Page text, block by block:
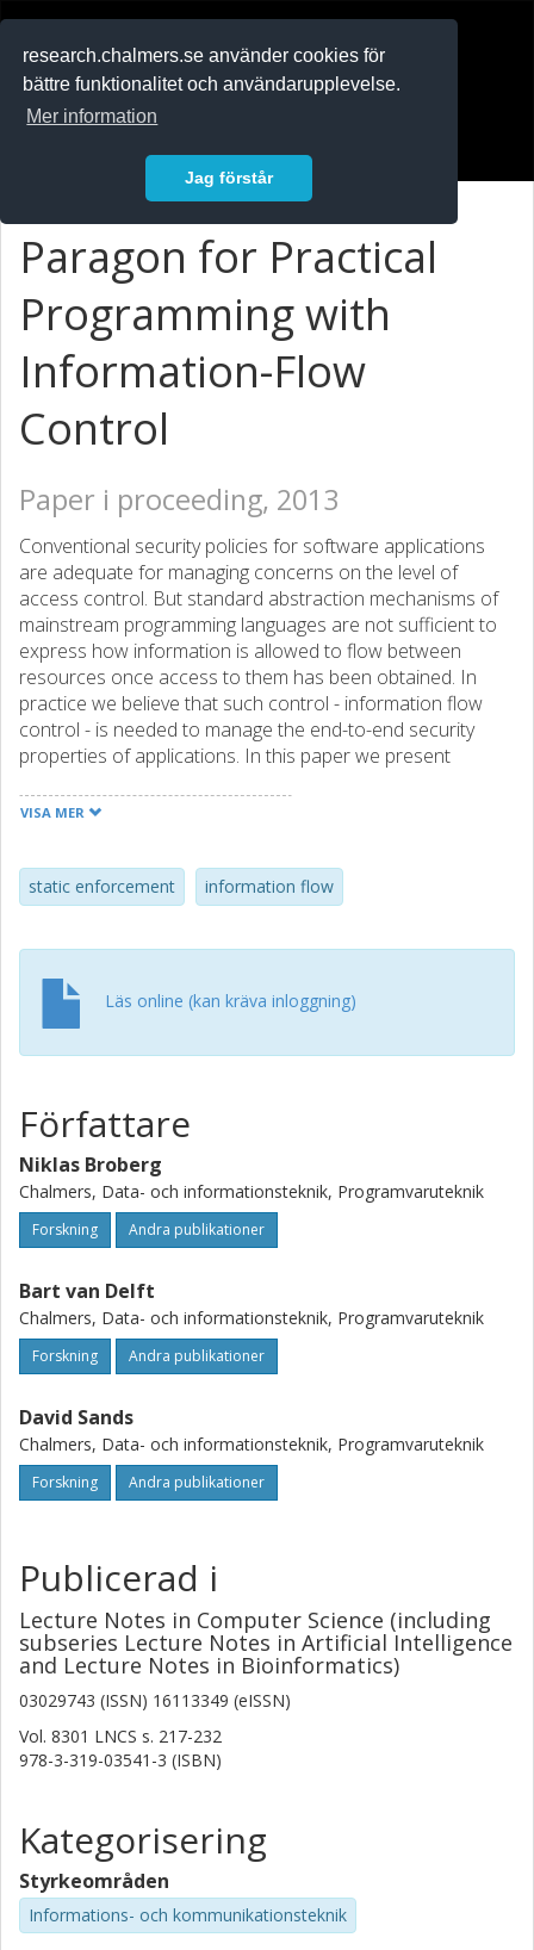
research.chalmers.se använder cookies för
bättre funktionalitet och användarupplevelse.
Mer information
Jag förstår
Paragon for Practical
Programming with
Information-Flow
Control
Paper i proceeding, 2013
Conventional security policies for software applications
are adequate for managing concerns on the level of
access control. But standard abstraction mechanisms of
mainstream programming languages are not sufficient to
express how information is allowed to flow between
resources once access to them has been obtained. In
practice we believe that such control - information flow
control - is needed to manage the end-to-end security
properties of applications. In this paper we present
for static checking of information flow control policies.
policies appear to be more expressive and flexible than
those used in previous languages with information-flow
policy language with Java’s object-oriented setting, and
reaps the benefits of the marriage with a fully fledged
VISA MER
static enforcement information flow
Läs online (kan kräva inloggning)
Författare
Niklas Broberg
Chalmers, Data- och informationsteknik, Programvaruteknik
Forskning Andra publikationer
Bart van Delft
Chalmers, Data- och informationsteknik, Programvaruteknik
Forskning Andra publikationer
David Sands
Chalmers, Data- och informationsteknik, Programvaruteknik
Forskning Andra publikationer
Publicerad i
Lecture Notes in Computer Science (including
subseries Lecture Notes in Artificial Intelligence
and Lecture Notes in Bioinformatics)
03029743 (ISSN) 16113349 (eISSN)
Vol. 8301 LNCS s. 217-232
978-3-319-03541-3 (ISBN)
Kategorisering
Styrkeområden
Informations- och kommunikationsteknik